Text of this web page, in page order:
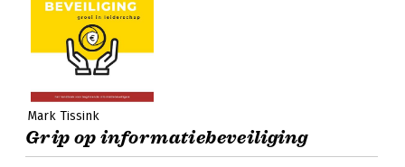
Mark Tissink
Grip op informatiebeveiliging